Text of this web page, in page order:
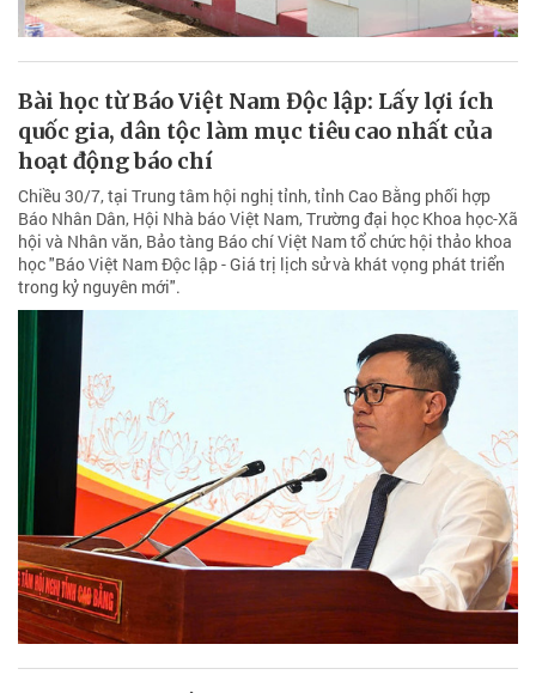
Bài học từ Báo Việt Nam Độc lập: Lấy lợi ích
quốc gia, dân tộc làm mục tiêu cao nhất của
hoạt động báo chí
Chiều 30/7, tại Trung tâm hội nghị tỉnh, tỉnh Cao Bằng phối hợp
Báo Nhân Dân, Hội Nhà báo Việt Nam, Trường đại học Khoa học-Xã
hội và Nhân văn, Bảo tàng Báo chí Việt Nam tổ chức hội thảo khoa
học "Báo Việt Nam Độc lập - Giá trị lịch sử và khát vọng phát triển
trong kỷ nguyên mới".